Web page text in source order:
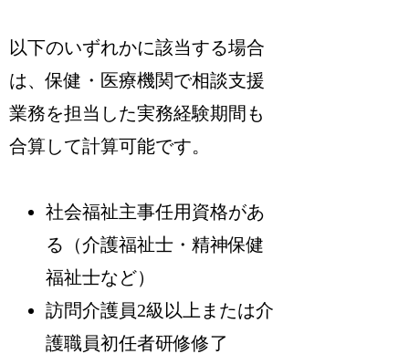
以下のいずれかに該当する場合
は、保健・医療機関で相談支援
業務を担当した実務経験期間も
合算して計算可能です。
社会福祉主事任用資格があ
る（介護福祉士・精神保健
福祉士など）
訪問介護員2級以上または介
護職員初任者研修修了